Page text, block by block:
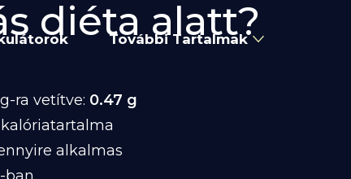
További Tartalmak
diéta alatt?
ra vetítve: 0.47 g
kalóriatartalma
alkalmas